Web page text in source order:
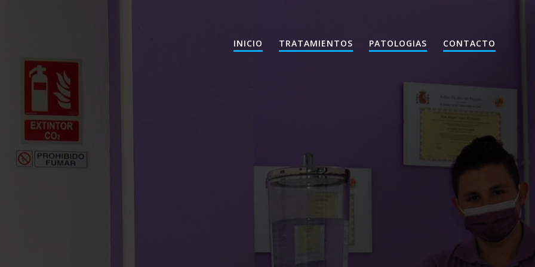
INICIO TRATAMIENTOS PATOLOGIAS CONTACTO